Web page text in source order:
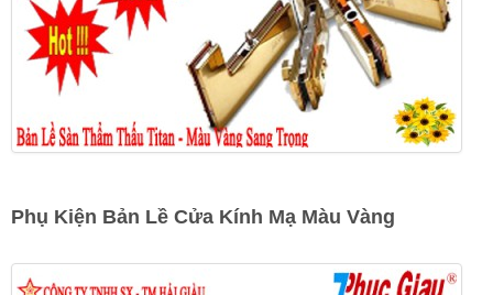
Phụ Kiện Bản Lề Cửa Kính Mạ Màu Vàng